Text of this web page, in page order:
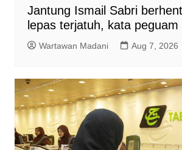
Jantung Ismail Sabri
lepas terjatuh, kata peguam
Wartawan Madani Aug 7, 2026